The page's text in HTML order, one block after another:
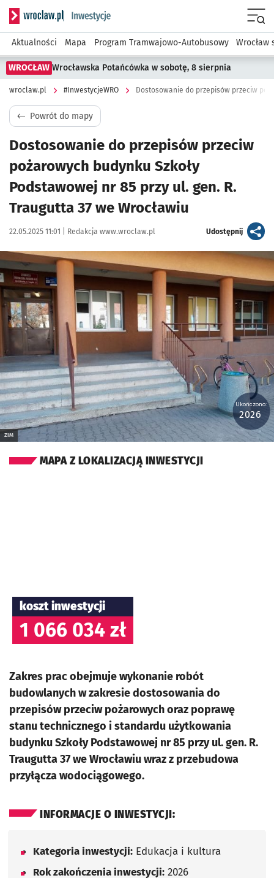
Serwis informacyjny wroclaw.pl podserwis:
Aktualności Mapa Program Tramwajowo-Autobusowy Wrocław
WROCŁAW Wrocławska Potańcówka w sobotę, 8 sierpnia
wroclaw.pl #InwestycjeWRO
Powrót do mapy
Dostosowanie do przepisów przeciw
pożarowych budynku Szkoły
Podstawowej nr 85 przy ul. gen. R.
Traugutta 37 we Wrocławiu
Data publikacji:
22.05.2025 11:01 | Autor:
Redakcja www.wroclaw.pl Udostępnijartykuł
Kliknij, aby powiększyć
ZIM
Ukończono:
2026
MAPA Z LOKALIZACJĄ INWESTYCJI
koszt inwestycji
1 066 034 zł
Zakres prac obejmuje wykonanie robót
budowlanych w zakresie dostosowania do
przepisów przeciw pożarowych oraz poprawę
stanu technicznego i standardu użytkowania
budynku Szkoły Podstawowej nr 85 przy ul. gen. R.
Traugutta 37 we Wrocławiu wraz z przebudowa
przyłącza wodociągowego.
INFORMACJE O INWESTYCJI:
Kategoria inwestycji: Edukacja i kultura
Rok zakończenia inwestycji: 2026